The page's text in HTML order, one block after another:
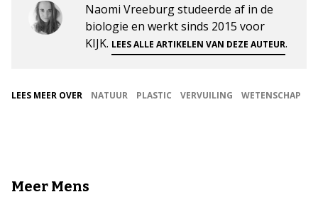
Naomi Vreeburg studeerde af in de
biologie en werkt sinds 2015 voor
KIJK. LEES ALLE ARTIKELEN VAN DEZE AUTEUR.
LEES MEER OVER NATUUR PLASTIC VERVUILING WETENSCHAP
Meer Mens